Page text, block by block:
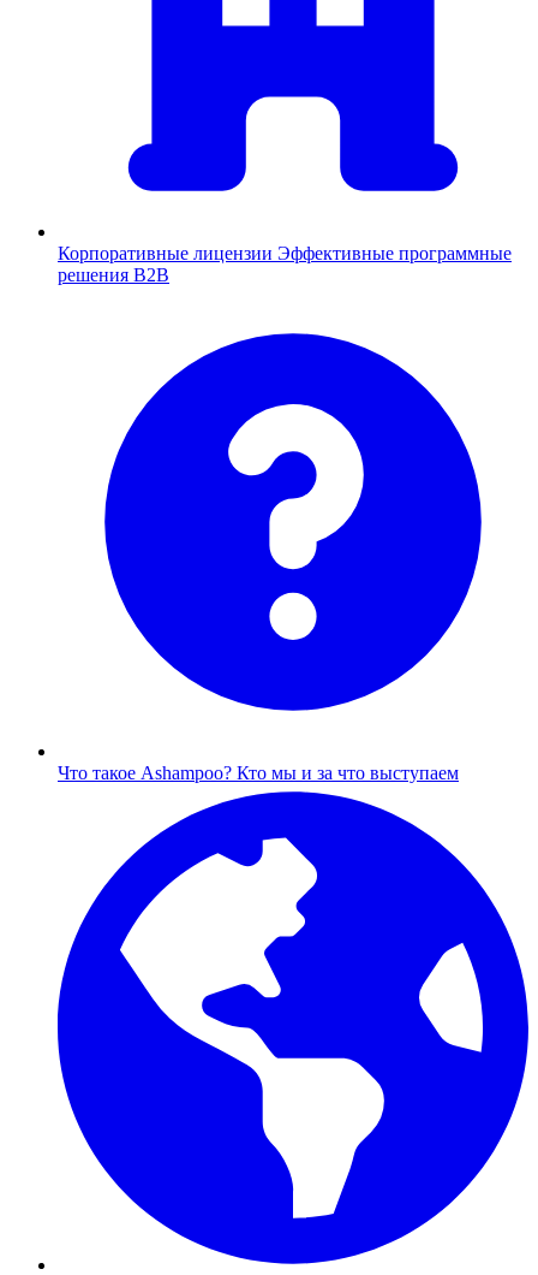
Корпоративные лицензии Эффективные программные
решения B2B
Что такое Ashampoo? Кто мы и за что выступаем